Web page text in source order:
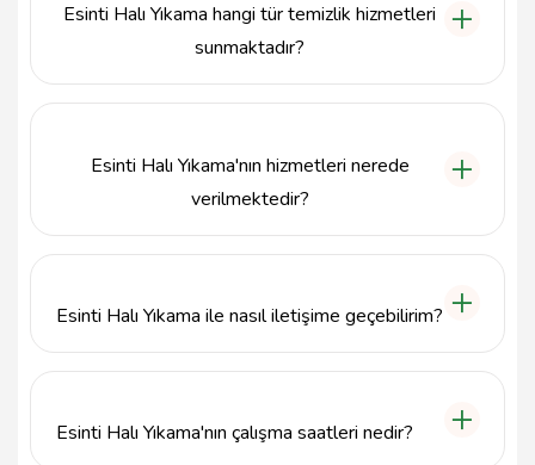
Esinti Halı Yıkama hangi tür temizlik hizmetleri
sunmaktadır?
Esinti Halı Yıkama'nın hizmetleri nerede
verilmektedir?
Esinti Halı Yıkama ile nasıl iletişime geçebilirim?
Esinti Halı Yıkama'nın çalışma saatleri nedir?